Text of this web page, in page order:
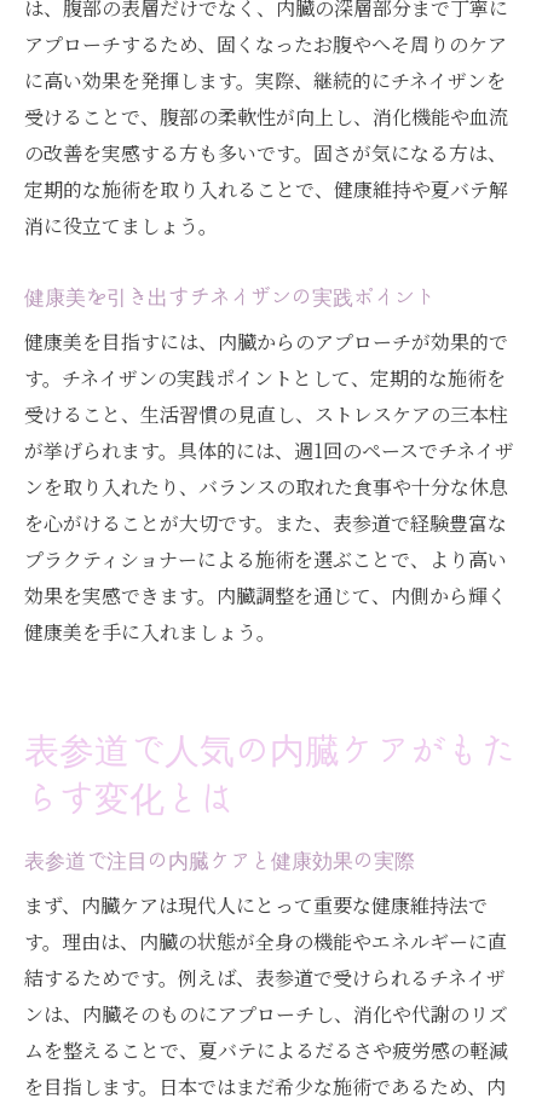
は、腹部の表層だけでなく、内臓の深層部分まで丁寧に
アプローチするため、固くなったお腹やへそ周りのケア
に高い効果を発揮します。実際、継続的にチネイザンを
受けることで、腹部の柔軟性が向上し、消化機能や血流
の改善を実感する方も多いです。固さが気になる方は、
定期的な施術を取り入れることで、健康維持や夏バテ解
消に役立てましょう。
健康美を引き出すチネイザンの実践ポイント
健康美を目指すには、内臓からのアプローチが効果的で
す。チネイザンの実践ポイントとして、定期的な施術を
受けること、生活習慣の見直し、ストレスケアの三本柱
が挙げられます。具体的には、週1回のペースでチネイザ
ンを取り入れたり、バランスの取れた食事や十分な休息
を心がけることが大切です。また、表参道で経験豊富な
プラクティショナーによる施術を選ぶことで、より高い
効果を実感できます。内臓調整を通じて、内側から輝く
健康美を手に入れましょう。
表参道で人気の内臓ケアがもた
らす変化とは
表参道で注目の内臓ケアと健康効果の実際
まず、内臓ケアは現代人にとって重要な健康維持法で
す。理由は、内臓の状態が全身の機能やエネルギーに直
結するためです。例えば、表参道で受けられるチネイザ
ンは、内臓そのものにアプローチし、消化や代謝のリズ
ムを整えることで、夏バテによるだるさや疲労感の軽減
を目指します。日本ではまだ希少な施術であるため、内